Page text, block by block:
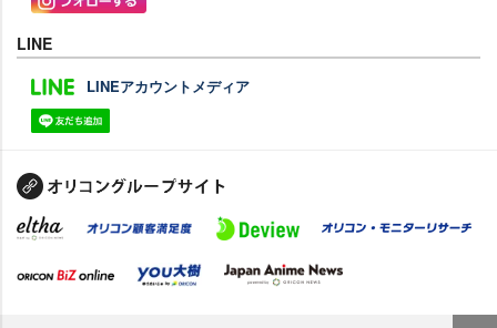
LINE
LINEアカウントメディア